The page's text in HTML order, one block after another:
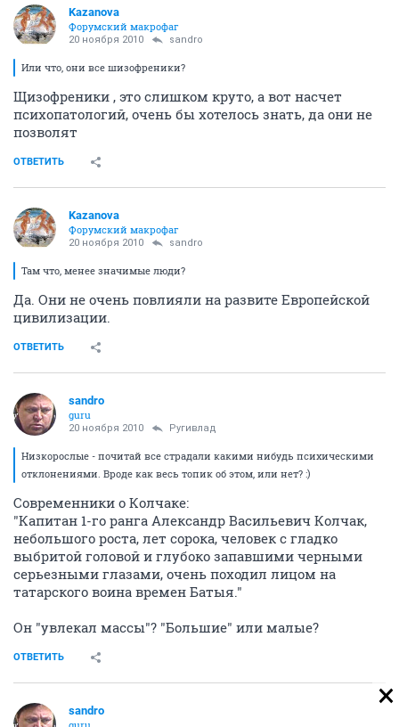
Kazanova
Форумский макрофаг
20 ноября 2010 sandro
Или что, они все шизофреники?
Щизофреники , это слишком круто, а вот насчет
психопатологий, очень бы хотелось знать, да они не
позволят
ОТВЕТИТЬ
Kazanova
Форумский макрофаг
20 ноября 2010 sandro
Там что, менее значимые люди?
Да. Они не очень повлияли на развите Европейской
цивилизации.
ОТВЕТИТЬ
sandro
guru
20 ноября 2010 Ругивлад
Низкорослые - почитай все страдали какими нибудь психическими
отклонениями. Вроде как весь топик об этом, или нет? :)
Современники о Колчаке:
"Капитан 1-го ранга Александр Васильевич Колчак,
небольшого роста, лет сорока, человек с гладко
выбритой головой и глубоко запавшими черными
серьезными глазами, очень походил лицом на
татарского воина времен Батыя."
Он "увлекал массы"? "Большие" или малые?
ОТВЕТИТЬ
sandro